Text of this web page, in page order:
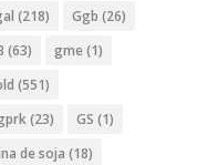
(218) Ggb (26)
(63) gme (1)
(551)
(23) GS (1)
de soja (18)